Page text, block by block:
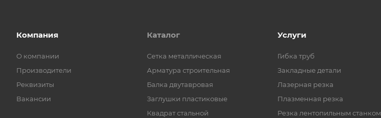
Компания
О компании
Производители
Реквизиты
Вакансии
Каталог
Cетка металлическая
Арматура строительная
Балка двутавровая
Заглушки пластиковые
Квадрат стальной
Услуги
Гибка труб
Закладные детали
Лазерная резка
Плазменная резка
Резка лентопильным станком